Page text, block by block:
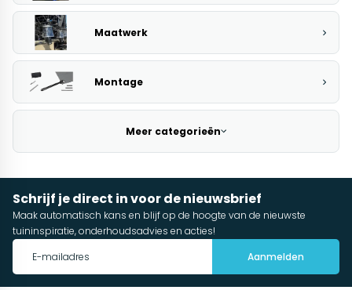
Maatwerk
Montage
Meer categorieën
Schrijf je direct in voor de nieuwsbrief
Maak automatisch kans en blijf op de hoogte van de nieuwste
tuininspiratie, onderhoudsadvies en acties!
Aanmelden